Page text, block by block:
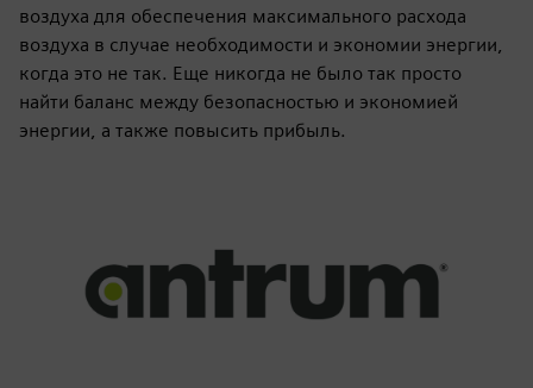
воздуха для обеспечения максимального расхода
воздуха в случае необходимости и экономии энергии,
когда это не так. Еще никогда не было так просто
найти баланс между безопасностью и экономией
энергии, а также повысить прибыль.